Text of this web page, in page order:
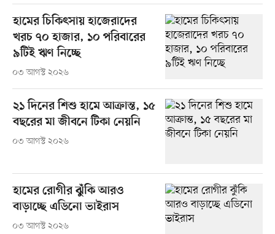
হামের চিকিৎসায় হাজেরাদের
খরচ ৭০ হাজার, ১০ পরিবারের
৯টিই ঋণ নিচ্ছে
০৩ আগস্ট ২০২৬
২১ দিনের শিশু হামে আক্রান্ত, ১৫
বছরের মা জীবনে টিকা নেয়নি
০৩ আগস্ট ২০২৬
হামের রোগীর ঝুঁকি আরও
বাড়াচ্ছে এডিনো ভাইরাস
০৩ আগস্ট ২০২৬